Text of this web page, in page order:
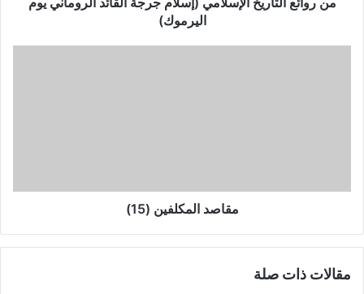
اليرموك)
مقاصد المكلفين (15)
مقالات ذات صلة